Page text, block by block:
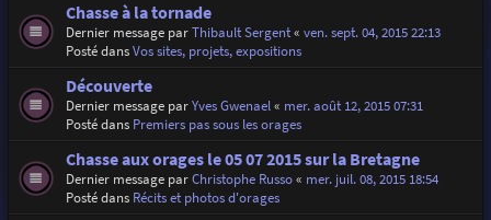
Chasse à la tornade
Dernier message parThibault Sergent« ven. sept. 04, 2015 22:13
Posté dansVos sites, projets, expositions
Découverte
Dernier message parYves Gwenael« mer. août 12, 2015 07:31
Posté dans Premiers pas sous les orages
Chasse aux orages le 05 07 2015 sur la Bretagne
Dernier message parChristophe Russo« mer. juil. 08, 2015 18:54
Posté dans Récits et photos d'orages